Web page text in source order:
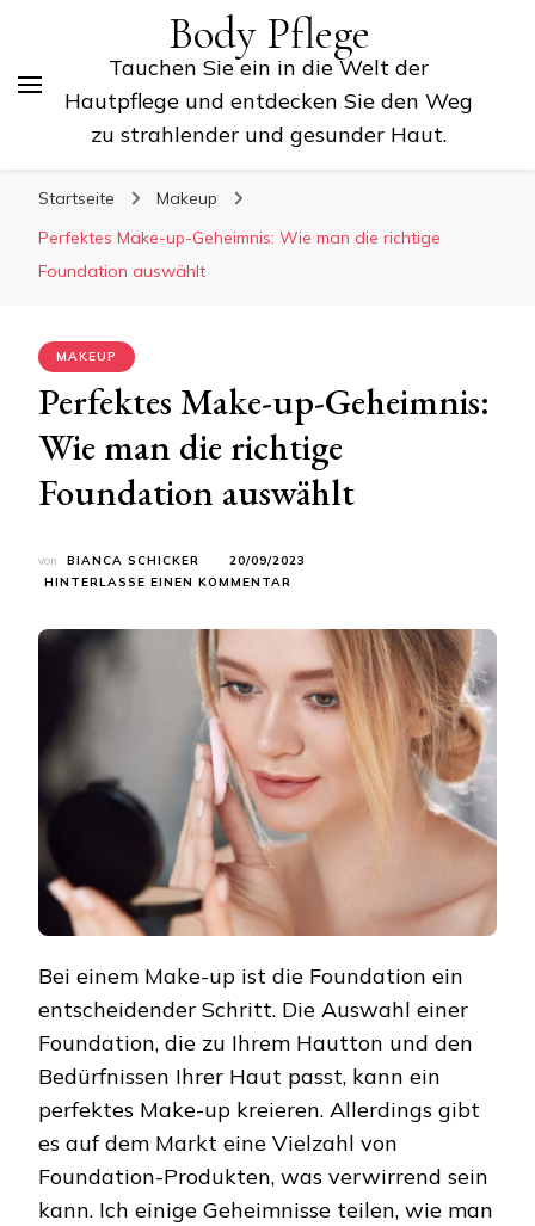
Body Pflege
Tauchen Sie ein in die Welt der
Hautpflege und entdecken Sie den Weg
zu strahlender und gesunder Haut.
Startseite
Makeup
Perfektes Make-up-Geheimnis: Wie man die richtige
Foundation auswählt
MAKEUP
Perfektes Make-up-Geheimnis:
Wie man die richtige
Foundation auswählt
von BIANCA SCHICKER
20/09/2023
HINTERLASSE EINEN KOMMENTAR
GEHEIMNIS:
WIE
MAN
DIE
RICHTIGE
FOUNDATION
AUSWÄHLT
Bei einem Make-up ist die Foundation ein
entscheidender Schritt. Die Auswahl einer
Foundation, die zu Ihrem Hautton und den
Bedürfnissen Ihrer Haut passt, kann ein
perfektes Make-up kreieren. Allerdings gibt
es auf dem Markt eine Vielzahl von
Foundation-Produkten, was verwirrend sein
kann. Ich einige Geheimnisse teilen, wie man